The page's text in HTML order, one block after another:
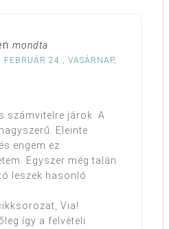
mondta
24., VASÁRNAP,
számvitelre járok. A
Eleinte
engem ez
Egyszer még talán
leszek hasonló
Via!
így a felvételi